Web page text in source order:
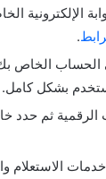
الإلكترونية
.
الخاص
بشكل كامل.
ثم حدد
خدمات